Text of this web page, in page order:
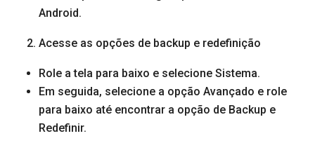
Android.
Acesse as opções de backup e redefinição
Role a tela para baixo e selecione Sistema.
Em seguida, selecione a opção Avançado e role
para baixo até encontrar a opção de Backup e
Redefinir.